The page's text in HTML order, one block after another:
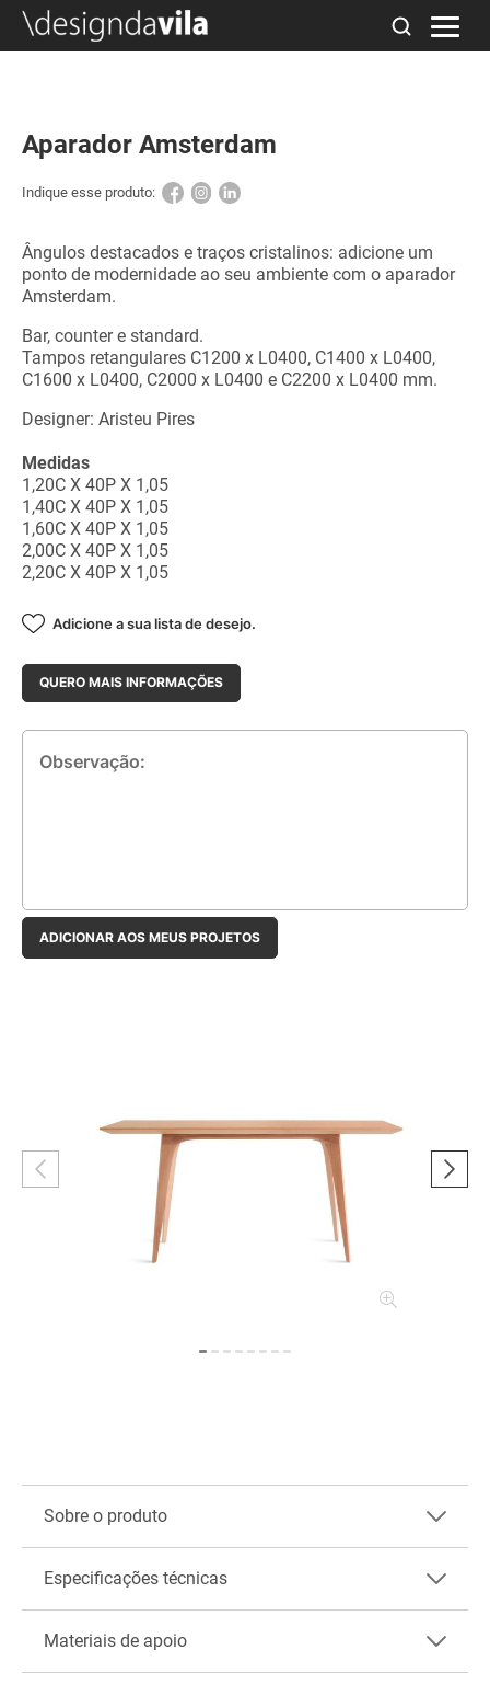
Aparador Amsterdam
Indique esse produto:
Ângulos destacados e traços cristalinos: adicione um
ponto de modernidade ao seu ambiente com o aparador
Amsterdam.⠀
Bar, counter e standard.
Tampos retangulares C1200 x L0400, C1400 x L0400,
C1600 x L0400, C2000 x L0400 e C2200 x L0400 mm.
Designer: Aristeu Pires
Medidas
1,20C X 40P X 1,05
1,40C X 40P X 1,05
1,60C X 40P X 1,05
2,00C X 40P X 1,05
2,20C X 40P X 1,05
Adicione a sua lista de desejo.
QUERO MAIS INFORMAÇÕES
Observação:
ADICIONAR AOS MEUS PROJETOS
Sobre o produto
Especificações técnicas
Materiais de apoio